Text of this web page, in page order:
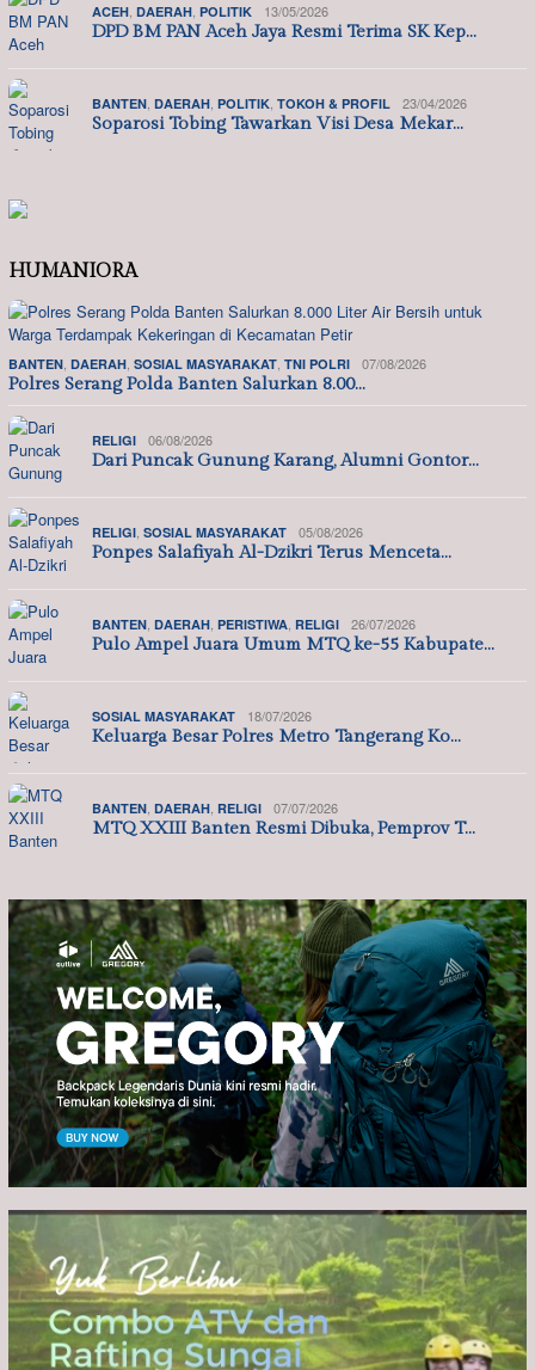
ACEH, DAERAH, POLITIK 13/05/2026
DPD BM PAN Aceh Jaya Resmi Terima SK Kep…
BANTEN, DAERAH, POLITIK, TOKOH & PROFIL 23/04/2026
Soparosi Tobing Tawarkan Visi Desa Mekar…
HUMANIORA
BANTEN DAERAH SOSIAL MASYARAKAT TNI POLRI 07/08/2026
Polres Serang Polda Banten Salurkan 8.00…
RELIGI 06/08/2026
Dari Puncak Gunung Karang, Alumni Gontor…
RELIGI SOSIAL MASYARAKAT 05/08/2026
Ponpes Salafiyah Al-Dzikri Terus Menceta…
BANTEN DAERAH PERISTIWA RELIGI 26/07/2026
Pulo Ampel Juara Umum MTQ ke-55 Kabupate…
SOSIAL MASYARAKAT 18/07/2026
Keluarga Besar Polres Metro Tangerang Ko…
BANTEN DAERAH RELIGI 07/07/2026
MTQ XXIII Banten Resmi Dibuka, Pemprov T…